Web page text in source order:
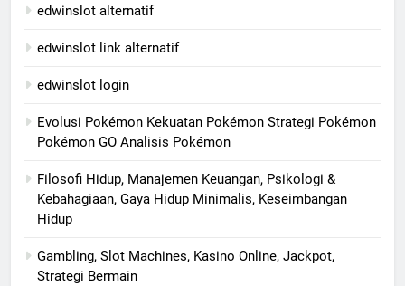
edwinslot alternatif
edwinslot link alternatif
edwinslot login
Evolusi Pokémon Kekuatan Pokémon Strategi Pokémon
Pokémon GO Analisis Pokémon
Filosofi Hidup, Manajemen Keuangan, Psikologi &
Kebahagiaan, Gaya Hidup Minimalis, Keseimbangan
Hidup
Gambling, Slot Machines, Kasino Online, Jackpot,
Strategi Bermain